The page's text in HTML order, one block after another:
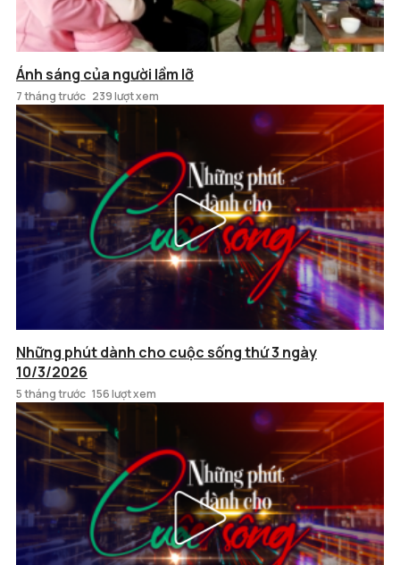
Ánh sáng của người lầm lỡ
7 tháng trước 239 lượt xem
Những phút dành cho cuộc sống thứ 3 ngày
10/3/2026
5 tháng trước 156 lượt xem